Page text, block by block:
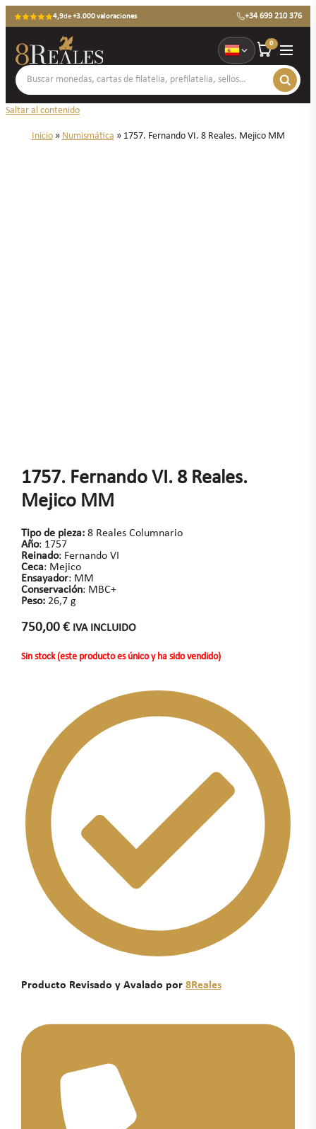
4,9de+3.000 valoraciones +34 699 210 376
0
Saltar al contenido
Inicio» Numismática » 1757. Fernando VI. 8 Reales. Mejico MM
1757. Fernando VI. 8 Reales.
Mejico MM
Tipo de pieza:8 Reales Columnario
Año: 1757
Reinado: Fernando VI
Ceca: Mejico
Ensayador: MM
Conservación: MBC+
Peso:26,7 g
750,00 € IVA INCLUIDO
Sin stock (este producto es único y ha sido vendido)
Producto Revisado y Avalado por 8Reales